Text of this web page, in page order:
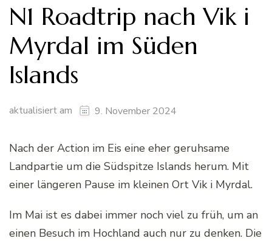
N1 Roadtrip nach Vik i
Myrdal im Süden
Islands
aktualisiert am 9. November 2024
Nach der Action im Eis eine eher geruhsame
Landpartie um die Südspitze Islands herum. Mit
einer längeren Pause im kleinen Ort Vik i Myrdal.
Im Mai ist es dabei immer noch viel zu früh, um an
einen Besuch im Hochland auch nur zu denken. Die